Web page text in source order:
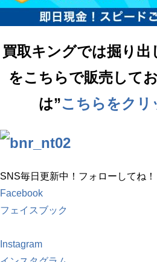
買取キングでは掘り出
をこちらで販売して
は”こちらをクリ
SNS毎日更新中！フォローしてね！
Facebook
フェイスブック
Instagram